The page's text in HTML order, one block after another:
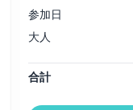
参加日
大人
合計